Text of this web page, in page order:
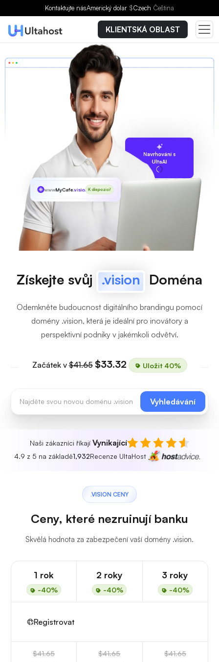
Kontaktujte násAmerický dolar $Czech Čeština
KLIENTSKÁ OBLAST
Navrhování s
UltaAI
wwwMyCafe.visionK dispozici!
Získejte svůj .vision Doména
Odemkněte budoucnost digitálního brandingu pomocí
domény .vision, která je ideální pro inovátory a
perspektivní podniky v jakémkoli odvětví.
Začátek v$41.65 $33.32 Uložit 40%
Vyhledávání
Naši zákazníci říkají Vynikající
4.9 z 5 na základě1,932Recenze UltaHost
.VISION CENY
Ceny, které nezruinují banku
Skvělá hodnota za zabezpečení vaší domény .vision.
1 rok
-40%
2 roky
-40%
3 roky
-40%
Registrovat
$41.65 $41.65 $41.65